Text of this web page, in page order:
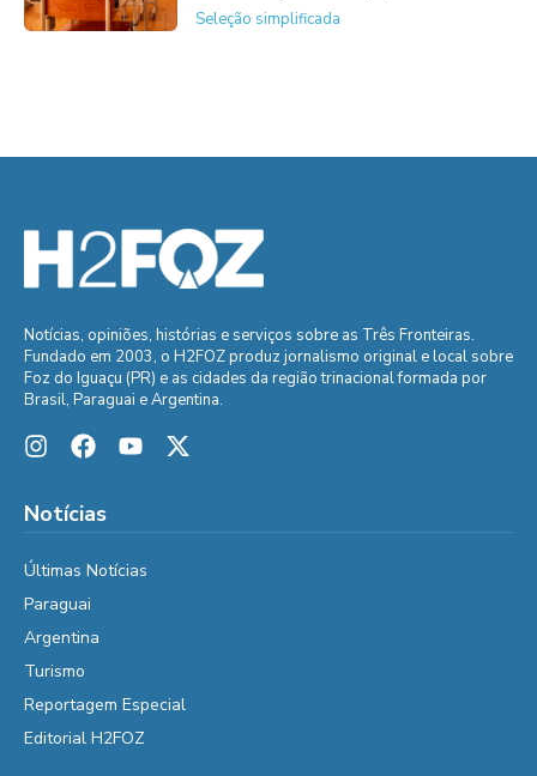
Seleção simplificada
Notícias, opiniões, histórias e serviços sobre as Três Fronteiras.
Fundado em 2003, o H2FOZ produz jornalismo original e local sobre
Foz do Iguaçu (PR) e as cidades da região trinacional formada por
Brasil, Paraguai e Argentina.
Notícias
Últimas Notícias
Paraguai
Argentina
Turismo
Reportagem Especial
Editorial H2FOZ